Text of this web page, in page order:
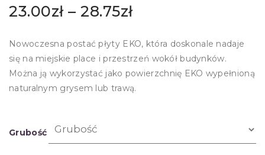
23.00zł– 28.75zł
Nowoczesna postać płyty EKO, która doskonale nadaje
się na miejskie place i przestrzeń wokół budynków.
Można ją wykorzystać jako powierzchnię EKO wypełnioną
naturalnym grysem lub trawą.
Grubość